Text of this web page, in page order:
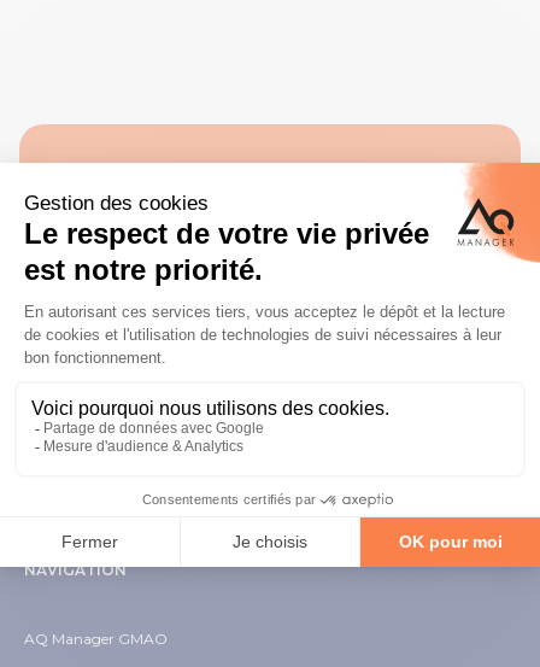
S'inscrire à la
Newsletter
NAVIGATION
AQ Manager GMAO